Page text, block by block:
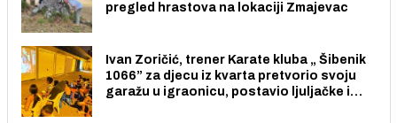
pregled hrastova na lokaciji Zmajevac
Ivan Zoričić, trener Karate kluba „ Šibenik
1066” za djecu iz kvarta pretvorio svoju
garažu u igraonicu, postavio ljuljačke i